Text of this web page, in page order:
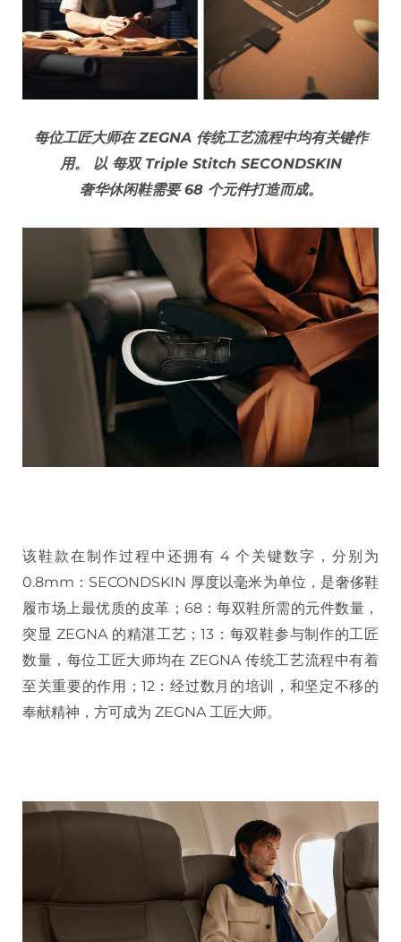
每位工匠大师在 ZEGNA 传统工艺流程中均有关键作
用。 以 每双 Triple Stitch SECONDSKIN
奢华休闲鞋需要 68 个元件打造而成。
该鞋款在制作过程中还拥有 4 个关键数字，分别为
0.8mm：SECONDSKIN 厚度以毫米为单位，是奢侈鞋
履市场上最优质的皮革；68：每双鞋所需的元件数量，
突显 ZEGNA 的精湛工艺；13：每双鞋参与制作的工匠
数量，每位工匠大师均在 ZEGNA 传统工艺流程中有着
至关重要的作用；12：经过数月的培训，和坚定不移的
奉献精神，方可成为 ZEGNA 工匠大师。